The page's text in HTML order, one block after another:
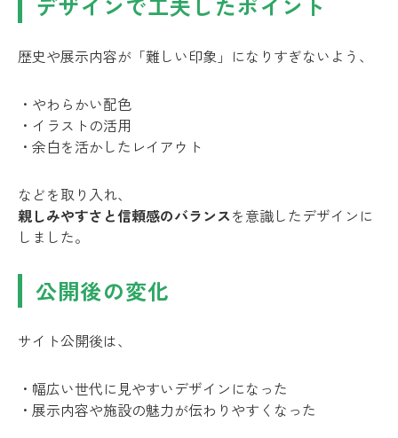
歴史や展示内容が「難しい印象」になりすぎないよう、
・やわらかい配色
・イラストの活用
・余白を活かしたレイアウト
などを取り入れ、
親しみやすさと信頼感のバランスを意識したデザインに
しました。
公開後の変化
サイト公開後は、
・幅広い世代に見やすいデザインになった
・展示内容や施設の魅力が伝わりやすくなった